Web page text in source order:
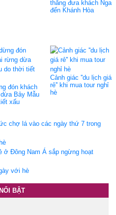
thẳng đưa khách Nga
đến Khánh Hòa
đón khách
Bảy Mẫu
xấu
Cảnh giác ''du lịch giá
rẻ'' khi mua tour nghỉ
hè
chợ lá vào các ngày thứ 7 trong
ở Đông Nam Á sắp ngừng hoạt
với hè
BẬT